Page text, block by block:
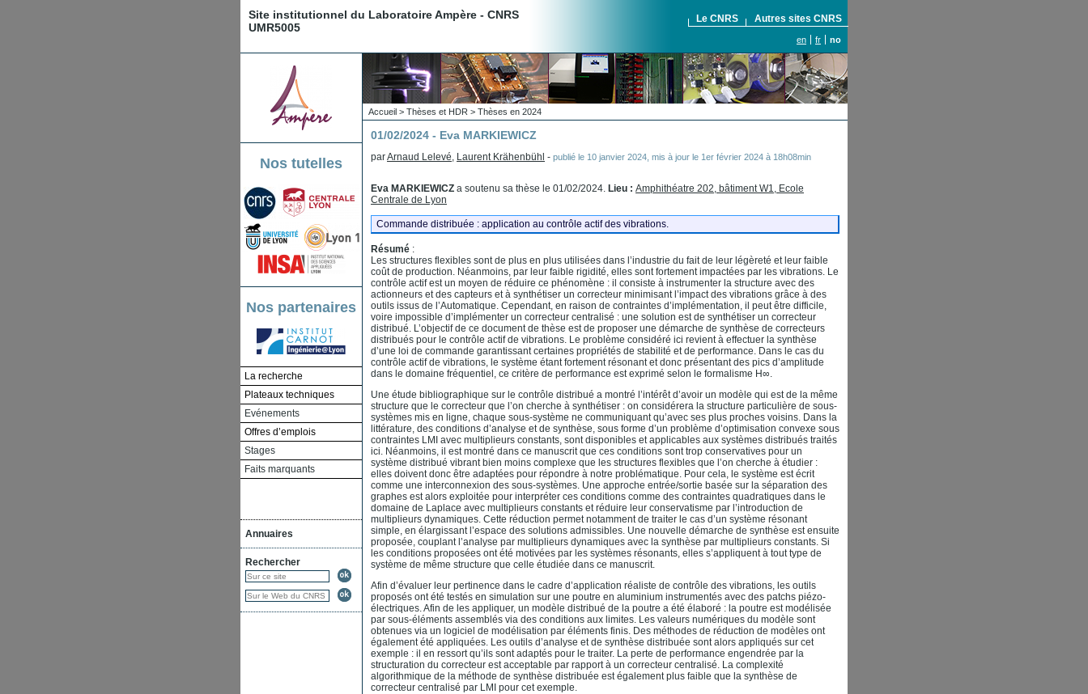
Site institutionnel du Laboratoire Ampère - CNRS
UMR5005
Le CNRS Autres sites CNRS
en fr no
Nos tutelles
Nos partenaires
La recherche
Plateaux techniques
Evénements
Offres d’emplois
Stages
Faits marquants
Annuaires
Rechercher
Accueil > Thèses et HDR > Thèses en 2024
01/02/2024 - Eva MARKIEWICZ
parArnaud Lelevé, Laurent Krähenbühl - publié le 10 janvier 2024 mis à jour le 1er février 2024 à 18h08min
Eva MARKIEWICZ a soutenu sa thèse le 01/02/2024. Lieu : Amphithéatre 202, bâtiment W1, Ecole
Centrale de Lyon
Commande distribuée : application au contrôle actif des vibrations.
Résumé :
Les structures flexibles sont de plus en plus utilisées dans l’industrie du fait de leur légèreté et leur faible
coût de production. Néanmoins, par leur faible rigidité, elles sont fortement impactées par les vibrations. Le
contrôle actif est un moyen de réduire ce phénomène : il consiste à instrumenter la structure avec des
actionneurs et des capteurs et à synthétiser un correcteur minimisant l’impact des vibrations grâce à des
outils issus de l’Automatique. Cependant, en raison de contraintes d’implémentation, il peut être difficile,
voire impossible d’implémenter un correcteur centralisé : une solution est de synthétiser un correcteur
distribué. L’objectif de ce document de thèse est de proposer une démarche de synthèse de correcteurs
distribués pour le contrôle actif de vibrations. Le problème considéré ici revient à effectuer la synthèse
d’une loi de commande garantissant certaines propriétés de stabilité et de performance. Dans le cas du
contrôle actif de vibrations, le système étant fortement résonant et donc présentant des pics d’amplitude
dans le domaine fréquentiel, ce critère de performance est exprimé selon le formalisme H∞.
Une étude bibliographique sur le contrôle distribué a montré l’intérêt d’avoir un modèle qui est de la même
structure que le correcteur que l’on cherche à synthétiser : on considérera la structure particulière de sous-
systèmes mis en ligne, chaque sous-système ne communiquant qu’avec ses plus proches voisins. Dans la
littérature, des conditions d’analyse et de synthèse, sous forme d’un problème d’optimisation convexe sous
contraintes LMI avec multiplieurs constants, sont disponibles et applicables aux systèmes distribués traités
ici. Néanmoins, il est montré dans ce manuscrit que ces conditions sont trop conservatives pour un
système distribué vibrant bien moins complexe que les structures flexibles que l’on cherche à étudier :
elles doivent donc être adaptées pour répondre à notre problématique. Pour cela, le système est écrit
comme une interconnexion des sous-systèmes. Une approche entrée/sortie basée sur la séparation des
graphes est alors exploitée pour interpréter ces conditions comme des contraintes quadratiques dans le
domaine de Laplace avec multiplieurs constants et réduire leur conservatisme par l’introduction de
multiplieurs dynamiques. Cette réduction permet notamment de traiter le cas d’un système résonant
simple, en élargissant l’espace des solutions admissibles. Une nouvelle démarche de synthèse est ensuite
proposée, couplant l’analyse par multiplieurs dynamiques avec la synthèse par multiplieurs constants. Si
les conditions proposées ont été motivées par les systèmes résonants, elles s’appliquent à tout type de
système de même structure que celle étudiée dans ce manuscrit.
Afin d’évaluer leur pertinence dans le cadre d’application réaliste de contrôle des vibrations, les outils
proposés ont été testés en simulation sur une poutre en aluminium instrumentés avec des patchs piézo-
électriques. Afin de les appliquer, un modèle distribué de la poutre a été élaboré : la poutre est modélisée
par sous-éléments assemblés via des conditions aux limites. Les valeurs numériques du modèle sont
obtenues via un logiciel de modélisation par éléments finis. Des méthodes de réduction de modèles ont
également été appliquées. Les outils d’analyse et de synthèse distribuée sont alors appliqués sur cet
exemple : il en ressort qu’ils sont adaptés pour le traiter. La perte de performance engendrée par la
structuration du correcteur est acceptable par rapport à un correcteur centralisé. La complexité
algorithmique de la méthode de synthèse distribuée est également plus faible que la synthèse de
correcteur centralisé par LMI pour cet exemple.